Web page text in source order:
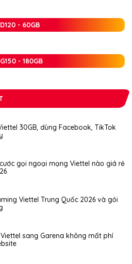
- 60GB
- 180GB
30GB, dùng Facebook, TikTok
gọi ngoại mạng Viettel nào giá rẻ
Viettel Trung Quốc 2026 và gói
sang Garena không mất phí